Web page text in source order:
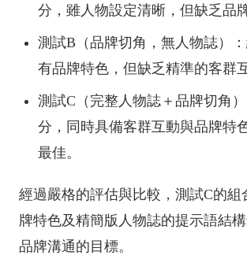
分，雖人物設定清晰，但缺乏品
測試B（品牌切角，無人物誌）：
有品牌特色，但缺乏精準的客群
測試C（完整人物誌＋品牌切角
分，同時具備客群互動與品牌特
最佳。
經過嚴格的評估與比較，測試C的組
牌特色及精簡版人物誌的提示語結
品牌溝通的目標。